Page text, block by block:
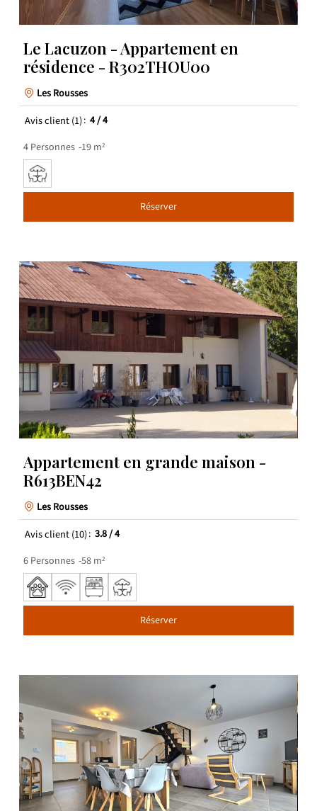
Le Lacuzon - Appartement en
résidence - R302THOU00
Les Rousses
Avis client(1) 4/ 4
4 Personnes 19 m²
Réserver
Appartement en grande maison -
R613BEN42
Les Rousses
Avis client(10) 3.8/ 4
6 Personnes 58 m²
Réserver